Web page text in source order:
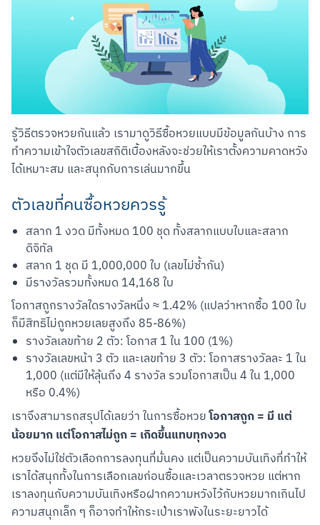
รู้วิธีตรวจหวยกันแล้ว เรามาดูวิธีซื้อหวยแบบมีข้อมูลกันบ้าง การ
ทำความเข้าใจตัวเลขสถิติเบื้องหลังจะช่วยให้เราตั้งความคาดหวัง
ได้เหมาะสม และสนุกกับการเล่นมากขึ้น
ตัวเลขที่คนซื้อหวยควรรู้
สลาก 1 งวด มีทั้งหมด 100 ชุด ทั้งสลากแบบใบและสลาก
ดิจิทัล
สลาก 1 ชุด มี 1,000,000 ใบ (เลขไม่ซ้ำกัน)
มีรางวัลรวมทั้งหมด 14,168 ใบ
โอกาสถูกรางวัลใดรางวัลหนึ่ง ≈ 1.42% (แปลว่าหากซื้อ 100 ใบ
ก็มีสิทธิไม่ถูกหวยเลยสูงถึง 85-86%)
รางวัลเลขท้าย 2 ตัว: โอกาส 1 ใน 100 (1%)
รางวัลเลขหน้า 3 ตัว และเลขท้าย 3 ตัว: โอกาสรางวัลละ 1 ใน
1,000 (แต่มีให้ลุ้นถึง 4 รางวัล รวมโอกาสเป็น 4 ใน 1,000
หรือ 0.4%)
เราจึงสามารถสรุปได้เลยว่า ในการซื้อหวย โอกาสถูก = มี แต่
น้อยมาก แต่โอกาสไม่ถูก = เกิดขึ้นแทบทุกงวด
หวยจึงไม่ใช่ตัวเลือกการลงทุนที่มั่นคง แต่เป็นความบันเทิงที่ทำให้
เราได้สนุกทั้งในการเลือกเลขก่อนซื้อและเวลาตรวจหวย แต่หาก
เราลงทุนกับความบันเทิงหรือฝากความหวังไว้กับหวยมากเกินไป
ความสนุกเล็ก ๆ ก็อาจทำให้กระเป๋าเราพังในระยะยาวได้